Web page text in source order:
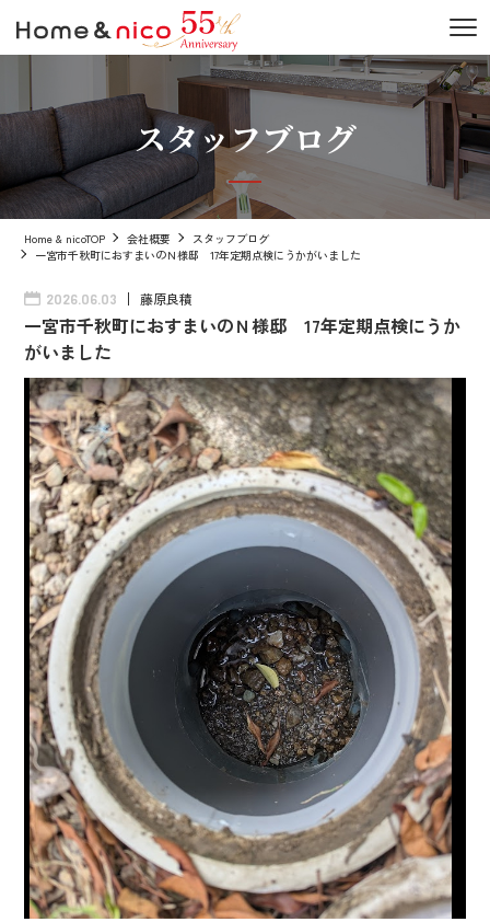
スタッフブログ
Home & nicoTOP 会社概要
スタッフブログ
一宮市千秋町におすまいのＮ様邸 17年定期点検にうかがいました
2026.06.03 藤原良積
一宮市千秋町におすまいのＮ様邸 17年定期点検にうか
がいました